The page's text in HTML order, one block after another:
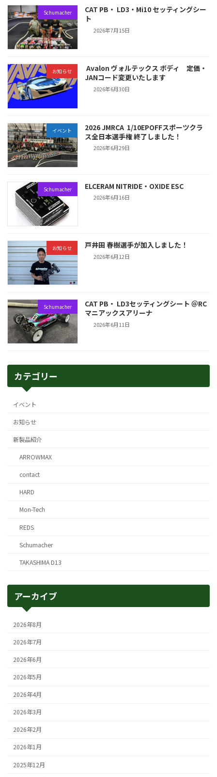
Schumacher
CAT PB・ LD3・Mi10 セッティングシー
ト
2026年7月15日
お知らせ
Avalon ヴォルテックス ボディ 定価・
JANコード変更いたします
2026年6月30日
イベント
2026 JMRCA 1/10EPOFFスポーツクラ
ス全日本選手権 終了しました！
2026年6月29日
Schumacher ELCERAM NITRIDE・OXIDE ESC
2026年6月16日
お知らせ 戸井田 春樹選手が加入しました！
2026年6月12日
Schumacher
CAT PB・ LD3セッティングシート ＠RC
マニアックスアリーナ
2026年6月11日
カテゴリー
イベント
お知らせ
新製品紹介
ARROWMAX
contact
HARD
Mon-Tech
REDS
Schumacher
TAKASHIMA D13
アーカイブ
2026年8月
2026年7月
2026年6月
2026年5月
2026年4月
2026年3月
2026年2月
2026年1月
2025年12月